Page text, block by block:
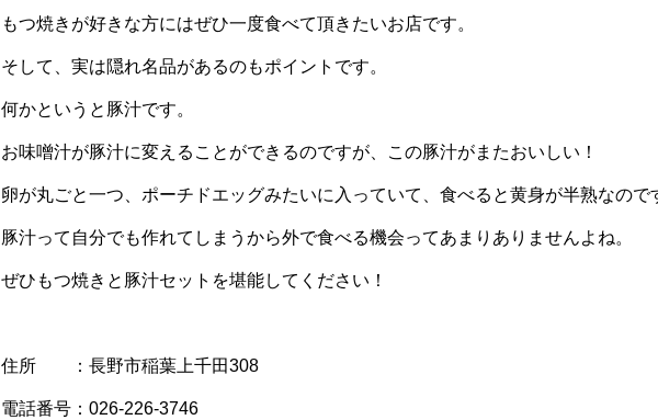
もつ焼きが好きな方にはぜひ一度食べて頂きたいお店です。
そして、実は隠れ名品があるのもポイントです。
何かというと豚汁です。
お味噌汁が豚汁に変えることができるのですが、この豚汁がまたおいしい！
卵が丸ごと一つ、ポーチドエッグみたいに入っていて、食べると黄身が半熟なので
豚汁って自分でも作れてしまうから外で食べる機会ってあまりありませんよね。
ぜひもつ焼きと豚汁セットを堪能してください！
住所 ：長野市稲葉上千田308
電話番号：026-226-3746